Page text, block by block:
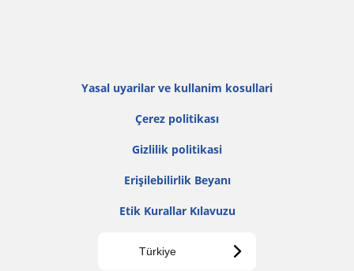
Yasal uyarilar ve kullanim kosullari
Çerez politikası
Gi̇zli̇li̇k poli̇ti̇kasi
Erişilebilirlik Beyanı
Etik Kurallar Kılavuzu
Türkiye